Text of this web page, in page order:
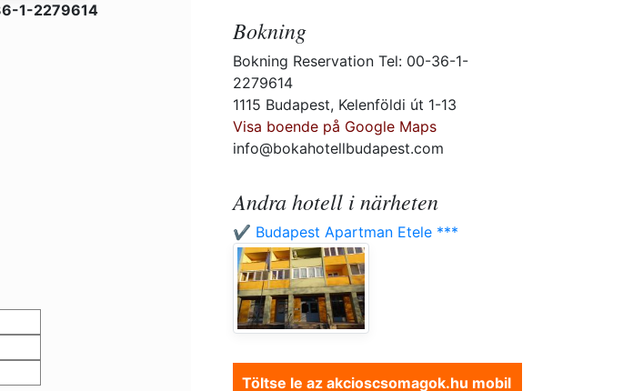
1-2279614
Bokning
Bokning Reservation Tel: 00-36-1-
2279614
1115 Budapest, Kelenföldi út 1-13
Visa boende på Google Maps
info@bokahotellbudapest.com
Andra hotell i närheten
✔️ Budapest Apartman Etele ***
Töltse le az akcioscsomagok.hu mobil